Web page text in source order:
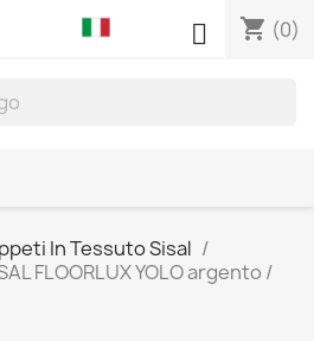
shopping_cart (0)

In Tessuto Sisal
FLOORLUX YOLO argento /